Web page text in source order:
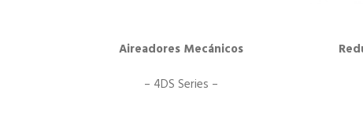
Aireadores Mecánicos
– 4DS Series –